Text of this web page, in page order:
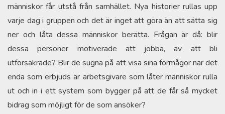
människor får utstå från samhället. Nya historier rullas upp
varje dag i gruppen och det är inget att göra än att sätta sig
ner och låta dessa människor berätta. Frågan är då: blir
dessa personer motiverade att jobba, av att bli
utförsäkrade? Blir de sugna på att visa sina förmågor när det
enda som erbjuds är arbetsgivare som låter människor rulla
ut och in i ett system som bygger på att de får så mycket
bidrag som möjligt för de som ansöker?